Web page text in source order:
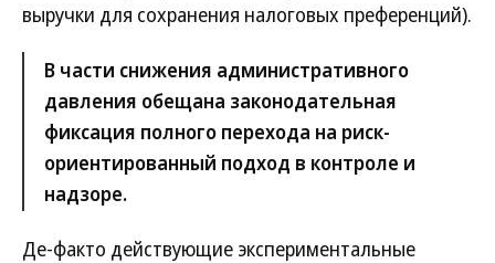
выручки для сохранения налоговых преференций).
В части снижения административного
давления обещана законодательная
фиксация полного перехода на риск-
ориентированный подход в контроле и
надзоре.
Де-факто действующие экспериментальные